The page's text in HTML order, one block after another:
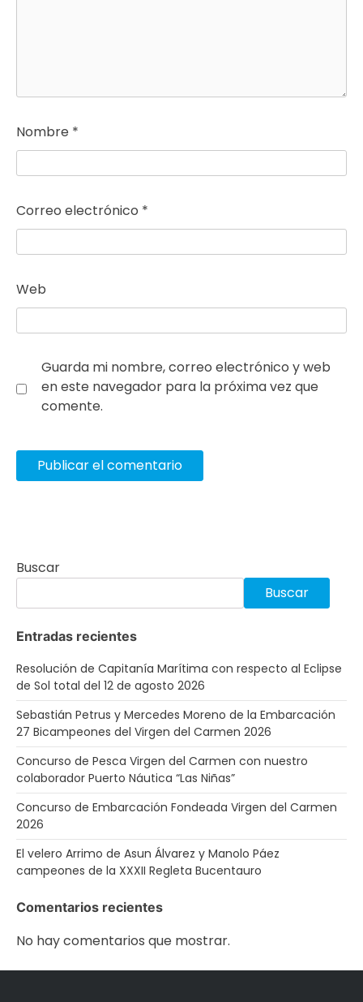
Nombre *
Correo electrónico *
Web
Guarda mi nombre, correo electrónico y web
en este navegador para la próxima vez que
comente.
Buscar
Buscar
Entradas recientes
Resolución de Capitanía Marítima con respecto al Eclipse
de Sol total del 12 de agosto 2026
Sebastián Petrus y Mercedes Moreno de la Embarcación
27 Bicampeones del Virgen del Carmen 2026
Concurso de Pesca Virgen del Carmen con nuestro
colaborador Puerto Náutica “Las Niñas”
Concurso de Embarcación Fondeada Virgen del Carmen
2026
El velero Arrimo de Asun Álvarez y Manolo Páez
campeones de la XXXII Regleta Bucentauro
Comentarios recientes
No hay comentarios que mostrar.